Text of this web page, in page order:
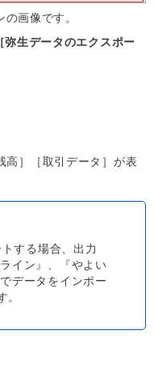
画像です。
弥生データのエクスポー
高］［取引データ］が表
する場合、出力
イン』、『やよい
データをインポー
。